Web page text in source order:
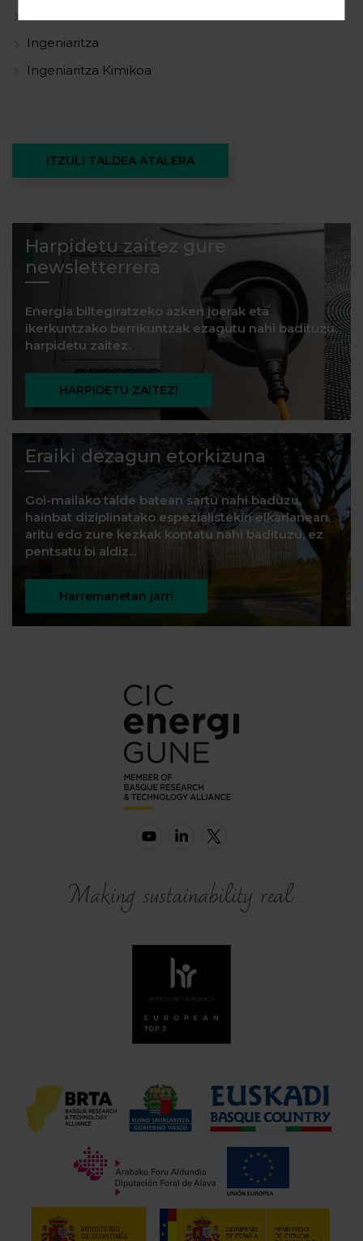
Ingeniaritza
Ingeniaritza Kimikoa
ITZULI TALDEA ATALERA
Harpidetu zaitez gure
newsletterrera
Energia biltegiratzeko azken joerak eta
ikerkuntzako berrikuntzak ezagutu nahi badituzu,
harpidetu zaitez.
HARPIDETU ZAITEZ!
Eraiki dezagun etorkizuna
Goi-mailako talde batean sartu nahi baduzu,
hainbat diziplinatako espezialistekin elkarlanean
aritu edo zure kezkak kontatu nahi badituzu, ez
pentsatu bi aldiz...
Harremanetan jarri